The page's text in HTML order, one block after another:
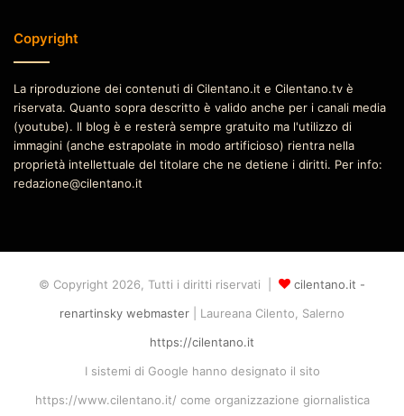
Copyright
La riproduzione dei contenuti di Cilentano.it e Cilentano.tv è
riservata. Quanto sopra descritto è valido anche per i canali media
(youtube). Il blog è e resterà sempre gratuito ma l'utilizzo di
immagini (anche estrapolate in modo artificioso) rientra nella
proprietà intellettuale del titolare che ne detiene i diritti. Per info:
redazione@cilentano.it
© Copyright 2026, Tutti i diritti riservati |
cilentano.it -
renartinsky webmaster | Laureana Cilento, Salerno
https://cilentano.it
I sistemi di Google hanno designato il sito
https://www.cilentano.it/ come organizzazione giornalistica